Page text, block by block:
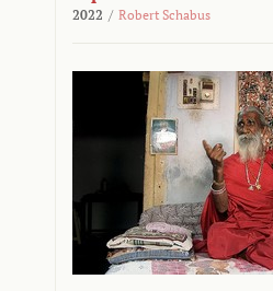
2022 / Robert Schabus